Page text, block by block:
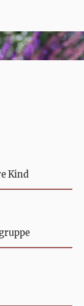
Kind